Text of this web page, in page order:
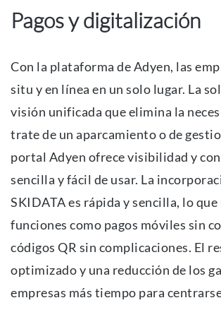
Pagos y digitalización
Con la plataforma de Adyen, las
situ y en línea en un solo lugar. La
visión unificada que elimina la
trate de un aparcamiento o de
portal Adyen ofrece visibilidad y
sencilla y fácil de usar. La
SKIDATA es rápida y sencilla, lo
funciones como pagos móviles sin
códigos QR sin complicaciones. El
optimizado y una reducción de los
empresas más tiempo para